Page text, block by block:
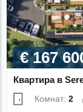
€ 167
Квартира в
Комнат:2